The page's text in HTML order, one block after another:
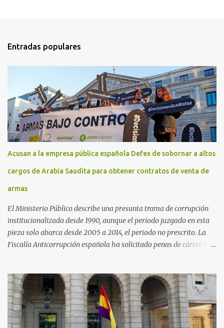
Entradas populares
Acusan a la empresa pública española Defex de sobornar a altos
cargos de Arabia Saudita para obtener contratos de venta de
armas
El Ministerio Público describe una presunta trama de corrupción
institucionalizada desde 1990, aunque el periodo juzgado en esta
pieza solo abarca desde 2005 a 2014, el periodo no prescrito. La
Fiscalía Anticorrupción española ha solicitado penas de cárcel de
Arabia Saudita a través de la empresa pública española Defex,
disuelta. El fiscal Conrado Saiz describe en su escrito de
conclusiones cómo la empresa pública Defex pagó comisiones
ilegales a diversas autoridades del régimen árabe entre 2005 y